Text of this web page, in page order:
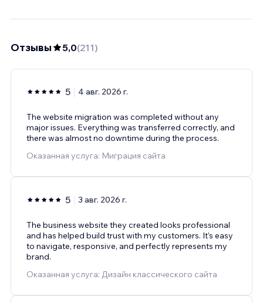
Отзывы 5,0(211)
5 4 авг. 2026 г.
The website migration was completed without any
major issues. Everything was transferred correctly, and
there was almost no downtime during the process.
Оказанная услуга: Миграция сайта
5 3 авг. 2026 г.
The business website they created looks professional
and has helped build trust with my customers. It's easy
to navigate, responsive, and perfectly represents my
brand.
Оказанная услуга: Дизайн классического сайта